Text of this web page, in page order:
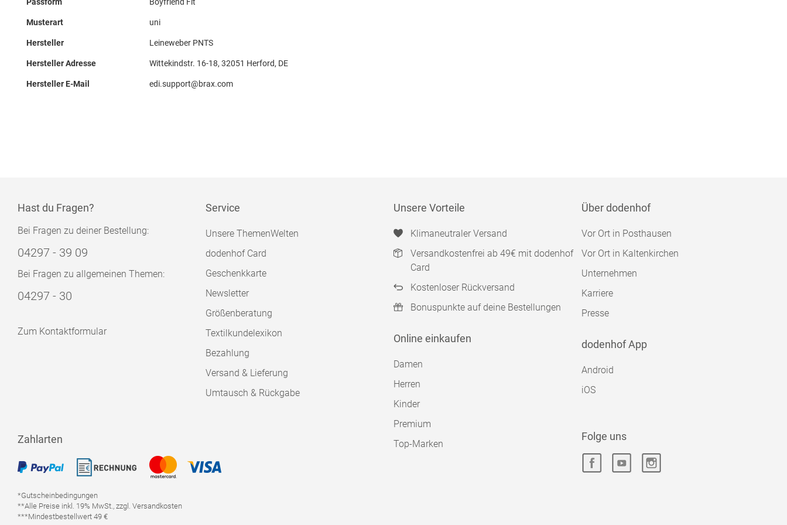
Musterart uni
Hersteller Leineweber PNTS
Hersteller Adresse Wittekindstr. 16-18, 32051 Herford, DE
Hersteller E-Mail edi.support@brax.com
Hast du Fragen?
Bei Fragen zu deiner Bestellung:
04297 - 39 09
Bei Fragen zu allgemeinen Themen:
04297 - 30
Zum Kontaktformular
Service
Unsere ThemenWelten
dodenhof Card
Geschenkkarte
Newsletter
Größenberatung
Textilkundelexikon
Bezahlung
Versand & Lieferung
Umtausch & Rückgabe
Unsere Vorteile
Klimaneutraler Versand
Versandkostenfrei ab 49€ mit dodenhof
Card
Kostenloser Rückversand
Bonuspunkte auf deine Bestellungen
Online einkaufen
Damen
Herren
Kinder
Premium
Top-Marken
Über dodenhof
Vor Ort in Posthausen
Vor Ort in Kaltenkirchen
Unternehmen
Karriere
Presse
dodenhof App
Android
iOS
Zahlarten
*Gutscheinbedingungen
**Alle Preise inkl. 19% MwSt., zzgl. Versandkosten
***Mindestbestellwert 49 €
Folge uns